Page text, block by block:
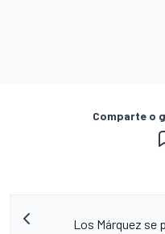
Comparte o
Los Márquez se